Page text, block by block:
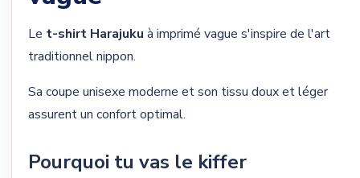
Le t-shirt Harajuku à imprimé vague s'inspire de l'art
traditionnel nippon.
Sa coupe unisexe moderne et son tissu doux et léger
assurent un confort optimal.
Pourquoi tu vas le kiffer